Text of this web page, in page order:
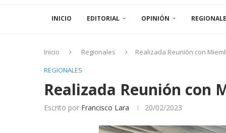
INICIO EDITORIAL OPINIÓN
Inicio Regionales
Realizada Reunión con
REGIONALES
Realizada Reunión con
Escrito por Francisco Lara 20/02/2023